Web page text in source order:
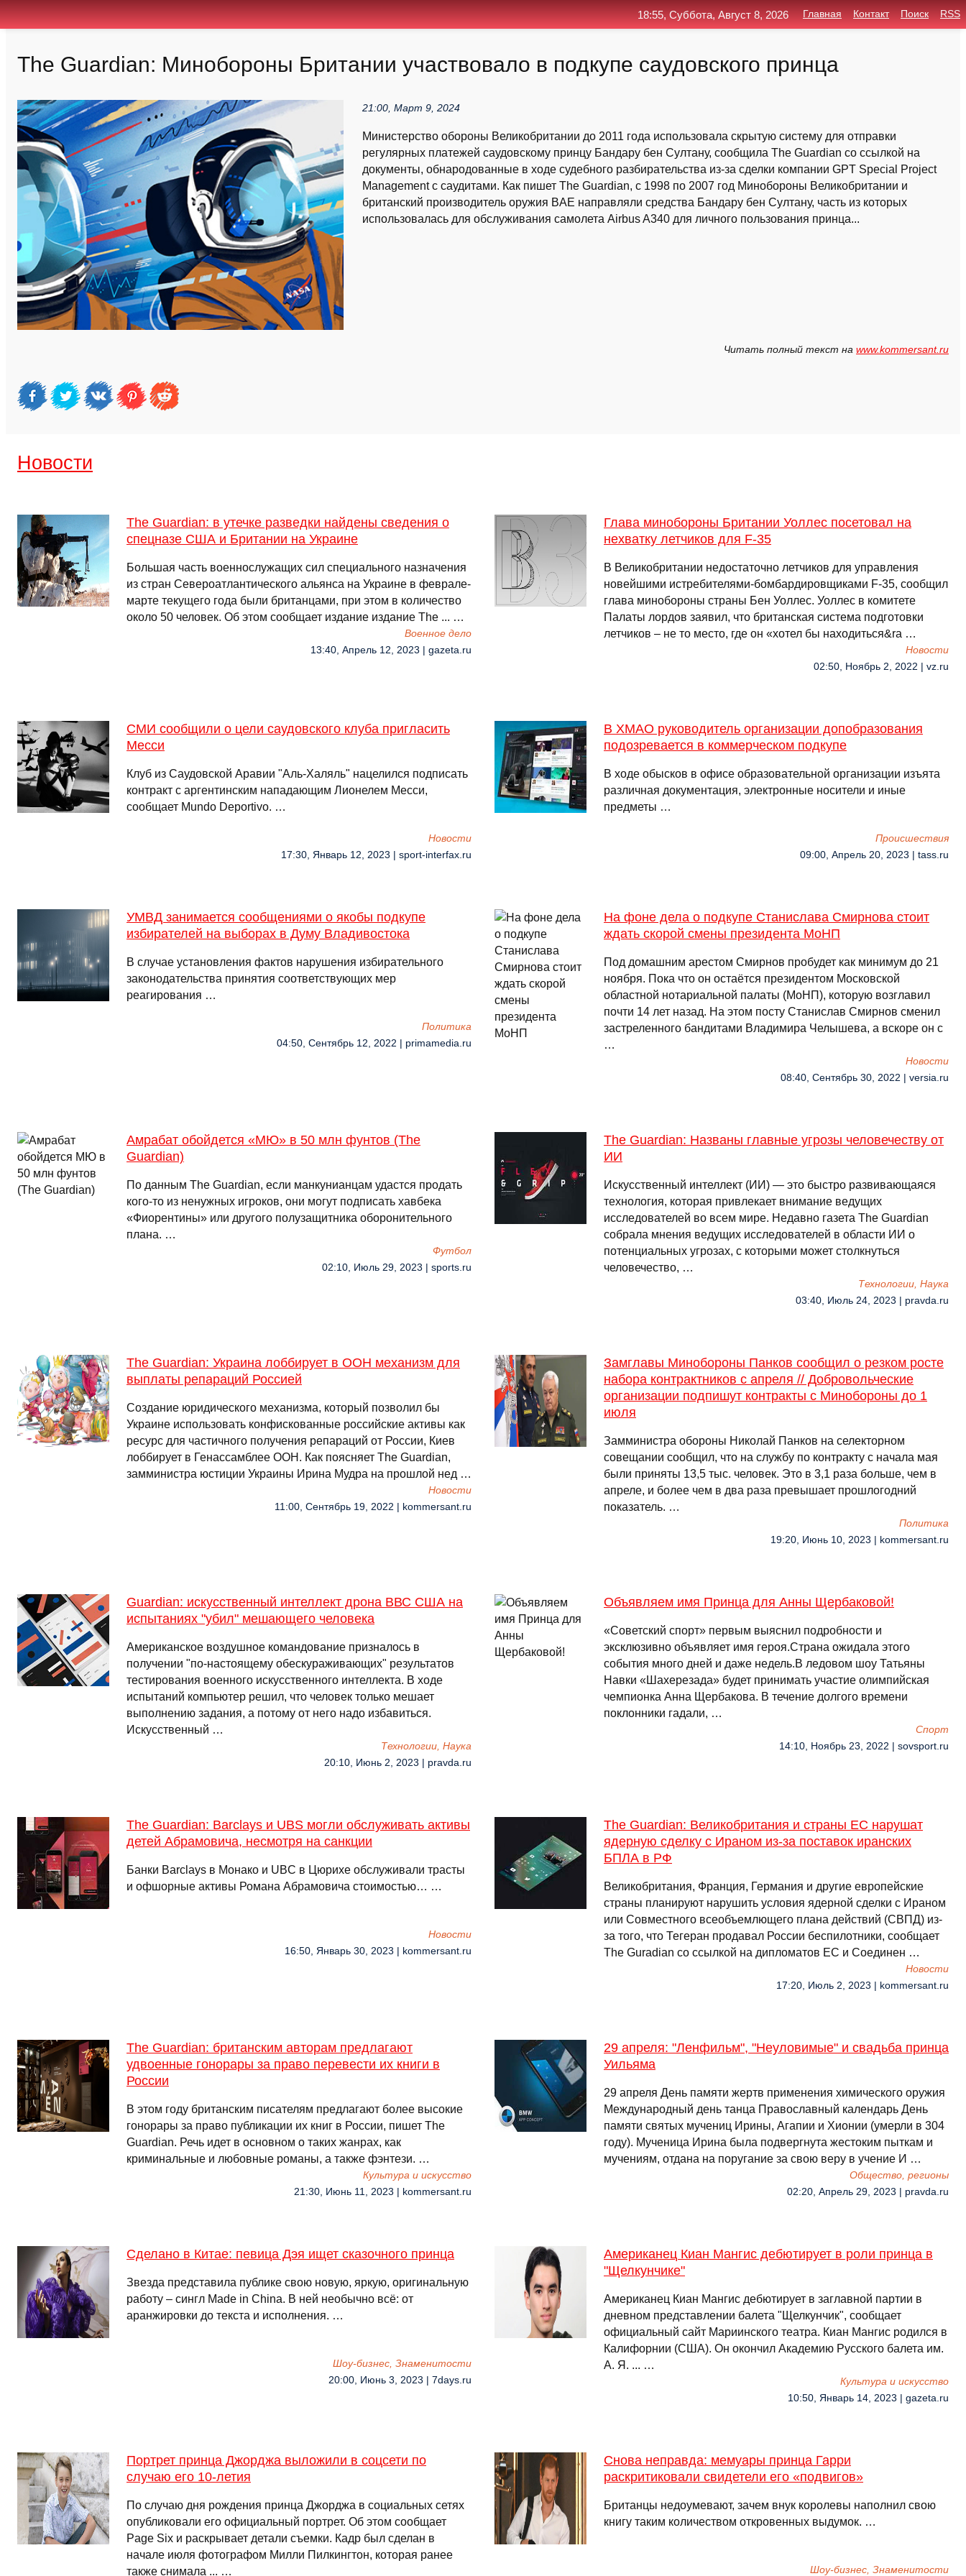
The Guardian: Минобороны Британии участвовало в подкупе саудовского принца
21:00, Март 9, 2024
Министерство обороны Великобритании до 2011 года использовала скрытую систему для отправки
регулярных платежей саудовскому принцу Бандару бен Султану, сообщила The Guardian со ссылкой на
документы, обнародованные в ходе судебного разбирательства из-за сделки компании GPT Special Project
Management с саудитами. Как пишет The Guardian, c 1998 по 2007 год Минобороны Великобритании и
британский производитель оружия BAE направляли средства Бандару бен Султану, часть из которых
использовалась для обслуживания самолета Airbus A340 для личного пользования принца...
Читать полный текст на www.kommersant.ru
Новости
The Guardian: в утечке разведки найдены сведения о
спецназе США и Британии на Украине
Большая часть военнослужащих сил специального назначения
из стран Североатлантического альянса на Украине в феврале-
марте текущего года были британцами, при этом в количество
около 50 человек. Об этом сообщает издание издание The ... …
Военное дело
13:40, Апрель 12, 2023 | gazeta.ru
Глава минобороны Британии Уоллес посетовал на
нехватку летчиков для F-35
В Великобритании недостаточно летчиков для управления
новейшими истребителями-бомбардировщиками F-35, сообщил
глава минобороны страны Бен Уоллес. Уоллес в комитете
Палаты лордов заявил, что британская система подготовки
летчиков – не то место, где он «хотел бы находиться&ra …
Новости
02:50, Ноябрь 2, 2022 | vz.ru
СМИ сообщили о цели саудовского клуба пригласить
Месси
Клуб из Саудовской Аравии "Аль-Халяль" нацелился подписать
контракт с аргентинским нападающим Лионелем Месси,
сообщает Mundo Deportivo. …
Новости
17:30, Январь 12, 2023 | sport-interfax.ru
В ХМАО руководитель организации допобразования
подозревается в коммерческом подкупе
В ходе обысков в офисе образовательной организации изъята
различная документация, электронные носители и иные
предметы …
Происшествия
09:00, Апрель 20, 2023 | tass.ru
УМВД занимается сообщениями о якобы подкупе
избирателей на выборах в Думу Владивостока
В случае установления фактов нарушения избирательного
законодательства принятия соответствующих мер
реагирования …
Политика
04:50, Сентябрь 12, 2022 | primamedia.ru
На фоне дела о подкупе Станислава Смирнова стоит
ждать скорой смены президента МоНП
Под домашним арестом Смирнов пробудет как минимум до 21
ноября. Пока что он остаётся президентом Московской
областной нотариальной палаты (МоНП), которую возглавил
почти 14 лет назад. На этом посту Станислав Смирнов сменил
застреленного бандитами Владимира Челышева, а вскоре он с
…
Новости
08:40, Сентябрь 30, 2022 | versia.ru
Амрабат обойдется «МЮ» в 50 млн фунтов (The
Guardian)
По данным The Guardian, если манкунианцам удастся продать
кого-то из ненужных игроков, они могут подписать хавбека
«Фиорентины» или другого полузащитника оборонительного
плана. …
Футбол
02:10, Июль 29, 2023 | sports.ru
The Guardian: Названы главные угрозы человечеству от
ИИ
Искусственный интеллект (ИИ) — это быстро развивающаяся
технология, которая привлекает внимание ведущих
исследователей во всем мире. Недавно газета The Guardian
собрала мнения ведущих исследователей в области ИИ о
потенциальных угрозах, с которыми может столкнуться
человечество, …
Технологии, Наука
03:40, Июль 24, 2023 | pravda.ru
The Guardian: Украина лоббирует в ООН механизм для
выплаты репараций Россией
Создание юридического механизма, который позволил бы
Украине использовать конфискованные российские активы как
ресурс для частичного получения репараций от России, Киев
лоббирует в Генассамблее ООН. Как поясняет The Guardian,
замминистра юстиции Украины Ирина Мудра на прошлой нед …
Новости
11:00, Сентябрь 19, 2022 | kommersant.ru
Замглавы Минобороны Панков сообщил о резком росте
набора контрактников с апреля // Добровольческие
организации подпишут контракты с Минобороны до 1
июля
Замминистра обороны Николай Панков на селекторном
совещании сообщил, что на службу по контракту с начала мая
были приняты 13,5 тыс. человек. Это в 3,1 раза больше, чем в
апреле, и более чем в два раза превышает прошлогодний
показатель. …
Политика
19:20, Июнь 10, 2023 | kommersant.ru
Guardian: искусственный интеллект дрона ВВС США на
испытаниях "убил" мешающего человека
Американское воздушное командование призналось в
получении "по-настоящему обескураживающих" результатов
тестирования военного искусственного интеллекта. В ходе
испытаний компьютер решил, что человек только мешает
выполнению задания, а потому от него надо избавиться.
Искусственный …
Технологии, Наука
20:10, Июнь 2, 2023 | pravda.ru
Объявляем имя Принца для Анны Щербаковой!
«Советский спорт» первым выяснил подробности и
эксклюзивно объявляет имя героя.Страна ожидала этого
события много дней и даже недель.В ледовом шоу Татьяны
Навки «Шахерезада» будет принимать участие олимпийская
чемпионка Анна Щербакова. В течение долгого времени
поклонники гадали, …
Спорт
14:10, Ноябрь 23, 2022 | sovsport.ru
The Guardian: Barclays и UBS могли обслуживать активы
детей Абрамовича, несмотря на санкции
Банки Barclays в Монако и UBC в Цюрихе обслуживали трасты
и офшорные активы Романа Абрамовича стоимостью… …
Новости
16:50, Январь 30, 2023 | kommersant.ru
The Guardian: Великобритания и страны ЕС нарушат
ядерную сделку с Ираном из-за поставок иранских
БПЛА в РФ
Великобритания, Франция, Германия и другие европейские
страны планируют нарушить условия ядерной сделки с Ираном
или Совместного всеобъемлющего плана действий (СВПД) из-
за того, что Тегеран продавал России беспилотники, сообщает
The Guradian со ссылкой на дипломатов ЕС и Соединен …
Новости
17:20, Июль 2, 2023 | kommersant.ru
The Guardian: британским авторам предлагают
удвоенные гонорары за право перевести их книги в
России
В этом году британским писателям предлагают более высокие
гонорары за право публикации их книг в России, пишет The
Guardian. Речь идет в основном о таких жанрах, как
криминальные и любовные романы, а также фэнтези. …
Культура и искусство
21:30, Июнь 11, 2023 | kommersant.ru
29 апреля: "Ленфильм", "Неуловимые" и свадьба принца
Уильяма
29 апреля День памяти жертв применения химического оружия
Международный день танца Православный календарь День
памяти святых мучениц Ирины, Агапии и Хионии (умерли в 304
году). Мученица Ирина была подвергнута жестоким пыткам и
мучениям, отдана на поругание за свою веру в учение И …
Общество, регионы
02:20, Апрель 29, 2023 | pravda.ru
Сделано в Китае: певица Дэя ищет сказочного принца
Звезда представила публике свою новую, яркую, оригинальную
работу – сингл Made in China. В ней необычно всё: от
аранжировки до текста и исполнения. …
Шоу-бизнес, Знаменитости
20:00, Июнь 3, 2023 | 7days.ru
Американец Киан Мангис дебютирует в роли принца в
"Щелкунчике"
Американец Киан Мангис дебютирует в заглавной партии в
дневном представлении балета "Щелкунчик", сообщает
официальный сайт Мариинского театра. Киан Мангис родился в
Калифорнии (США). Он окончил Академию Русского балета им.
А. Я. ... …
Культура и искусство
10:50, Январь 14, 2023 | gazeta.ru
Портрет принца Джорджа выложили в соцсети по
случаю его 10-летия
По случаю дня рождения принца Джорджа в социальных сетях
опубликовали его официальный портрет. Об этом сообщает
Page Six и раскрывает детали съемки. Кадр был сделан в
начале июля фотографом Милли Пилкингтон, которая ранее
также снимала ... …
Снова неправда: мемуары принца Гарри
раскритиковали свидетели его «подвигов»
Британцы недоумевают, зачем внук королевы наполнил свою
книгу таким количеством откровенных выдумок. …
Шоу-бизнес, Знаменитости
18:55, Суббота, Август 8, 2026 Главная Контакт Поиск RSS